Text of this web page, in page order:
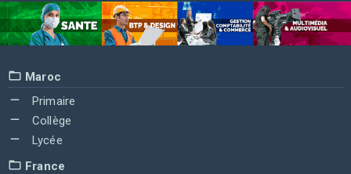
Maroc
Primaire
Collège
Lycée
France